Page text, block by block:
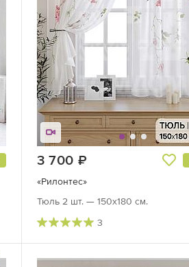
3 700
«Рилонтес»
Тюль 2 шт. — 150х180 см.
3